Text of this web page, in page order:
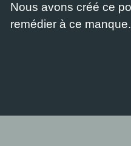
Nous avons créé ce
remédier à ce manque.